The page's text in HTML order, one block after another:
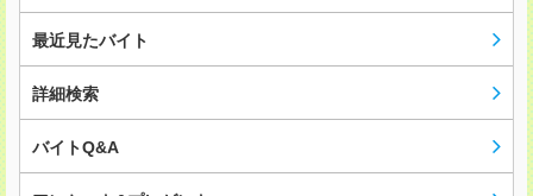
最近見たバイト
詳細検索
バイトQ&A